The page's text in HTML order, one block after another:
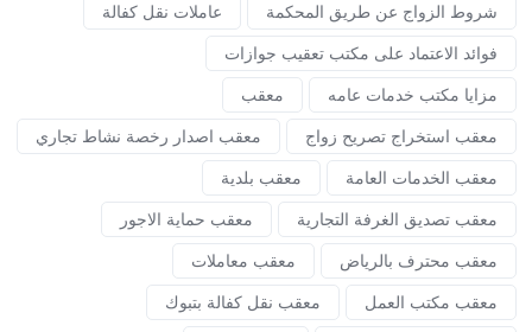
شروط الزواج عن طريق المحكمة
عاملات نقل كفالة
فوائد الاعتماد على مكتب تعقيب جوازات
مزايا مكتب خدمات عامه
معقب
معقب استخراج تصريح زواج
معقب اصدار رخصة نشاط تجاري
معقب الخدمات العامة
معقب بلدية
معقب تصديق الغرفة التجارية
معقب حماية الاجور
معقب محترف بالرياض
معقب معاملات
معقب مكتب العمل
معقب نقل كفالة بتبوك